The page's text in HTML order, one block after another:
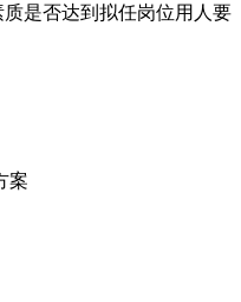
是否达到拟任岗位用人要
案